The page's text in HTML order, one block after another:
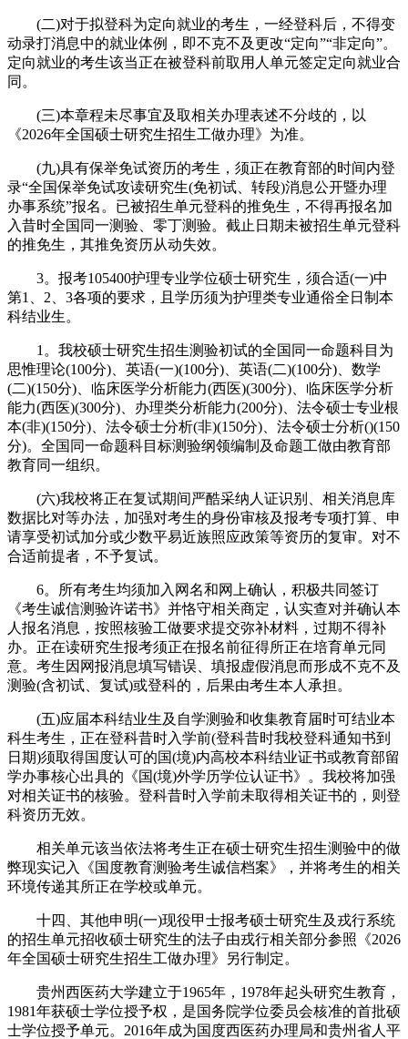
(二)对于拟登科为定向就业的考生，一经登科后，不得变
动录打消息中的就业体例，即不克不及更改“定向”“非定向”。
定向就业的考生该当正在被登科前取用人单元签定定向就业合
同。
(三)本章程未尽事宜及取相关办理表述不分歧的，以
《2026年全国硕士研究生招生工做办理》为准。
(九)具有保举免试资历的考生，须正在教育部的时间内登
录“全国保举免试攻读研究生(免初试、转段)消息公开暨办理
办事系统”报名。已被招生单元登科的推免生，不得再报名加
入昔时全国同一测验、零丁测验。截止日期未被招生单元登科
的推免生，其推免资历从动失效。
3。报考105400护理专业学位硕士研究生，须合适(一)中
第1、2、3各项的要求，且学历须为护理类专业通俗全日制本
科结业生。
1。我校硕士研究生招生测验初试的全国同一命题科目为
思惟理论(100分)、英语(一)(100分)、英语(二)(100分)、数学
(二)(150分)、临床医学分析能力(西医)(300分)、临床医学分析
能力(西医)(300分)、办理类分析能力(200分)、法令硕士专业根
本(非)(150分)、法令硕士分析(非)(150分)、法令硕士分析()(150
分)。全国同一命题科目标测验纲领编制及命题工做由教育部
教育同一组织。
(六)我校将正在复试期间严酷采纳人证识别、相关消息库
数据比对等办法，加强对考生的身份审核及报考专项打算、申
请享受初试加分或少数平易近族照应政策等资历的复审。对不
合适前提者，不予复试。
6。所有考生均须加入网名和网上确认，积极共同签订
《考生诚信测验许诺书》并恪守相关商定，认实查对并确认本
人报名消息，按照核验工做要求提交弥补材料，过期不得补
办。正在读研究生报考须正在报名前征得所正在培育单元同
意。考生因网报消息填写错误、填报虚假消息而形成不克不及
测验(含初试、复试)或登科的，后果由考生本人承担。
(五)应届本科结业生及自学测验和收集教育届时可结业本
科生考生，正在登科昔时入学前(登科昔时我校登科通知书到
日期)须取得国度认可的国(境)内高校本科结业证书或教育部留
学办事核心出具的《国(境)外学历学位认证书》。我校将加强
对相关证书的核验。登科昔时入学前未取得相关证书的，则登
科资历无效。
相关单元该当依法将考生正在硕士研究生招生测验中的做
弊现实记入《国度教育测验考生诚信档案》，并将考生的相关
环境传递其所正在学校或单元。
十四、其他申明(一)现役甲士报考硕士研究生及戎行系统
的招生单元招收硕士研究生的法子由戎行相关部分参照《2026
年全国硕士研究生招生工做办理》另行制定。
贵州西医药大学建立于1965年，1978年起头研究生教育，
1981年获硕士学位授予权，是国务院学位委员会核准的首批硕
士学位授予单元。2016年成为国度西医药办理局和贵州省人平